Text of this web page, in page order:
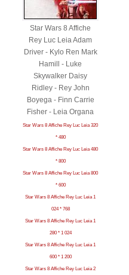
Star Wars 8 Affiche
Rey Luc Leia Adam
Driver - Kylo Ren Mark
Hamill - Luke
Skywalker Daisy
Ridley - Rey John
Boyega - Finn Carrie
Fisher - Leia Organa
Star Wars 8 Affiche Rey Luc Leia 320
* 480
Star Wars 8 Affiche Rey Luc Leia 480
* 800
Star Wars 8 Affiche Rey Luc Leia 800
* 600
Star Wars 8 Affiche Rey Luc Leia 1
024 * 768
Star Wars 8 Affiche Rey Luc Leia 1
280 * 1 024
Star Wars 8 Affiche Rey Luc Leia 1
600 * 1 200
Star Wars 8 Affiche Rey Luc Leia 2